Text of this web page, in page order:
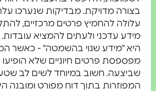
מדויקת.מבדיקות שנערכו עלה
להחמיץ פרטים מרכזיים,
עדכני ולעתים להמציא עובדות.
"מידע שגוי בהשמטה" - כאשר
פרטים חיוניים שלא הופיעו
.חשוב במיוחד לשים לב שטעויות
בתוך דוח מפורט ומובנה היטב